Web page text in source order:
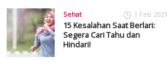
Sehat 1 Feb 2021
15 Kesalahan Saat Berlari:
Segera Cari Tahu dan
Hindari!